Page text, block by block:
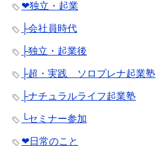
❤︎独立・起業
├会社員時代
├独立・起業後
├超・実践 ソロプレナ起業塾
├ナチュラルライフ起業塾
└セミナー参加
❤︎日常のこと